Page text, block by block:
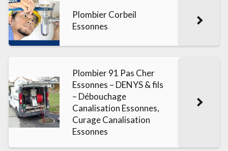
Plombier Corbeil
Essonnes
Plombier 91 Pas Cher
Essonnes – DENYS & fils
– Débouchage
Canalisation Essonnes,
Curage Canalisation
Essonnes